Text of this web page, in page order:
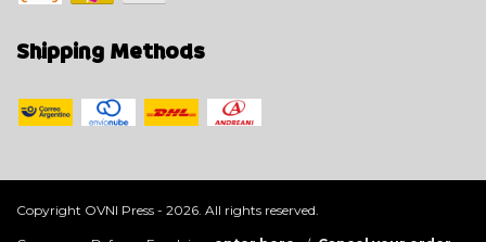
Shipping Methods
Copyright OVNI Press - 2026. All rights reserved.